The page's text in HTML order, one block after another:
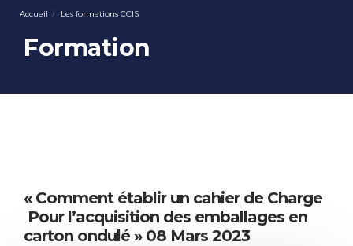
FORMATION
SERVICES À
L’ENTREPRISE
Accueil Les formations CCIS
Formation
« Comment établir un cahier de Charge
Pour l’acquisition des emballages en
carton ondulé » 08 Mars 2023